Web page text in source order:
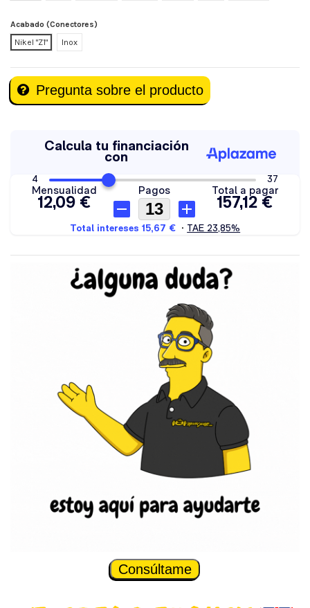
Acabado (Conectores)
Nikel "Z1"
Inox
Pregunta sobre el producto
Consúltame